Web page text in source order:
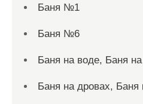
Баня №1
Баня №6
Баня на воде, Баня
Баня на дровах, Баня